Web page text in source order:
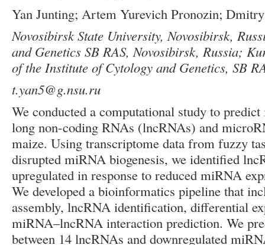
Yan Junting; Artem Yurevich Pronozin;
Novosibirsk State University, Novosibirsk,
and Genetics SB RAS, Novosibirsk, Russia;
of the Institute of Cytology and Genetics, SB
t.yan5@g.nsu.ru
We conducted a computational study to
long non-coding RNAs (lncRNAs) and
maize. Using transcriptome data from fuzzy
disrupted miRNA biogenesis, we identified
upregulated in response to reduced miRNA
We developed a bioinformatics pipeline that
assembly, lncRNA identification, differential
miRNA–lncRNA interaction prediction. We
between 14 lncRNAs and downregulated